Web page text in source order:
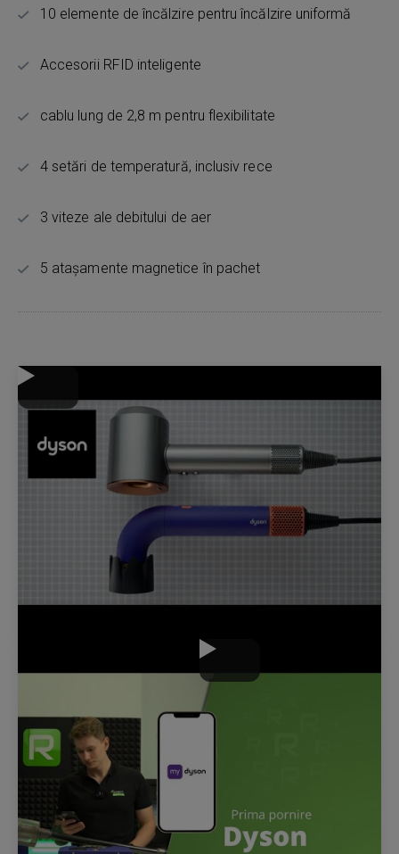
10 elemente de încălzire pentru încălzire uniformă
Accesorii RFID inteligente
cablu lung de 2,8 m pentru flexibilitate
4 setări de temperatură, inclusiv rece
3 viteze ale debitului de aer
5 atașamente magnetice în pachet